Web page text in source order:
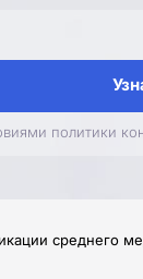
политики
среднего